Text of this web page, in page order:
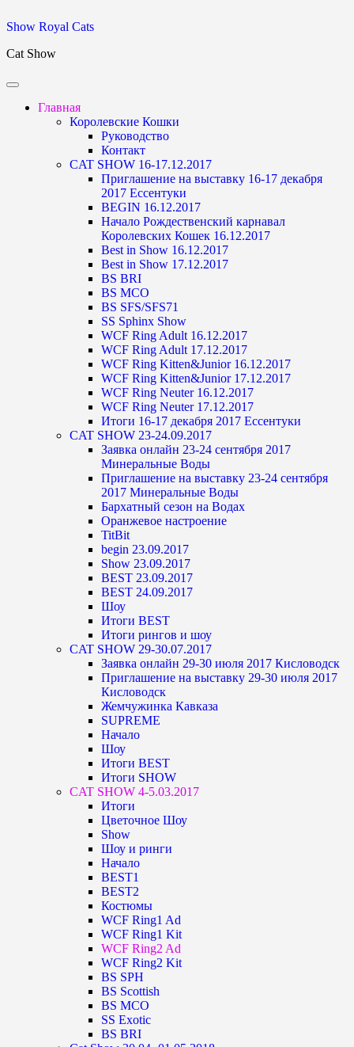
Skip
content
Show Royal Cats
Cat Show
Главная
Королевские Кошки
Руководство
Контакт
CAT SHOW 16-17.12.2017
Приглашение на выставку 16-17 декабря
2017 Ессентуки
BEGIN 16.12.2017
Начало Рождественский карнавал
Королевских Кошек 16.12.2017
Best in Show 16.12.2017
Best in Show 17.12.2017
BS BRI
BS MCO
BS SFS/SFS71
SS Sphinx Show
WCF Ring Adult 16.12.2017
WCF Ring Adult 17.12.2017
WCF Ring Kitten&Junior 16.12.2017
WCF Ring Kitten&Junior 17.12.2017
WCF Ring Neuter 16.12.2017
WCF Ring Neuter 17.12.2017
Итоги 16-17 декабря 2017 Ессентуки
CAT SHOW 23-24.09.2017
Заявка онлайн 23-24 сентября 2017
Минеральные Воды
Приглашение на выставку 23-24 сентября
2017 Минеральные Воды
Бархатный сезон на Водах
Оранжевое настроение
TitBit
begin 23.09.2017
Show 23.09.2017
BEST 23.09.2017
BEST 24.09.2017
Шоу
Итоги BEST
Итоги рингов и шоу
CAT SHOW 29-30.07.2017
Заявка онлайн 29-30 июля 2017 Кисловодск
Приглашение на выставку 29-30 июля 2017
Кисловодск
Жемчужинка Кавказа
SUPREME
Начало
Шоу
Итоги BEST
Итоги SHOW
CAT SHOW 4-5.03.2017
Итоги
Цветочное Шоу
Show
Шоу и ринги
Начало
BEST1
BEST2
Костюмы
WCF Ring1 Ad
WCF Ring1 Kit
WCF Ring2 Ad
WCF Ring2 Kit
BS SPH
BS Scottish
BS MCO
SS Exotic
BS BRI